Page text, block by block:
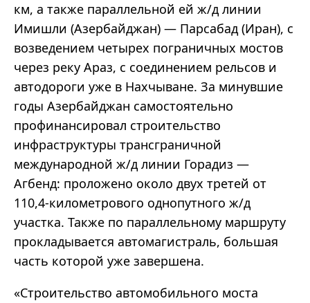
км, а также параллельной ей ж/д линии
Имишли (Азербайджан) — Парсабад (Иран), с
возведением четырех пограничных мостов
через реку Араз, с соединением рельсов и
автодороги уже в Нахчыване. За минувшие
годы Азербайджан самостоятельно
профинансировал строительство
инфраструктуры трансграничной
международной ж/д линии Горадиз —
Агбенд: проложено около двух третей от
110,4-километрового однопутного ж/д
участка. Также по параллельному маршруту
прокладывается автомагистраль, большая
часть которой уже завершена.
«Строительство автомобильного моста